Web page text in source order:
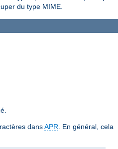
du type MIME.
dansAPR. En général, cela